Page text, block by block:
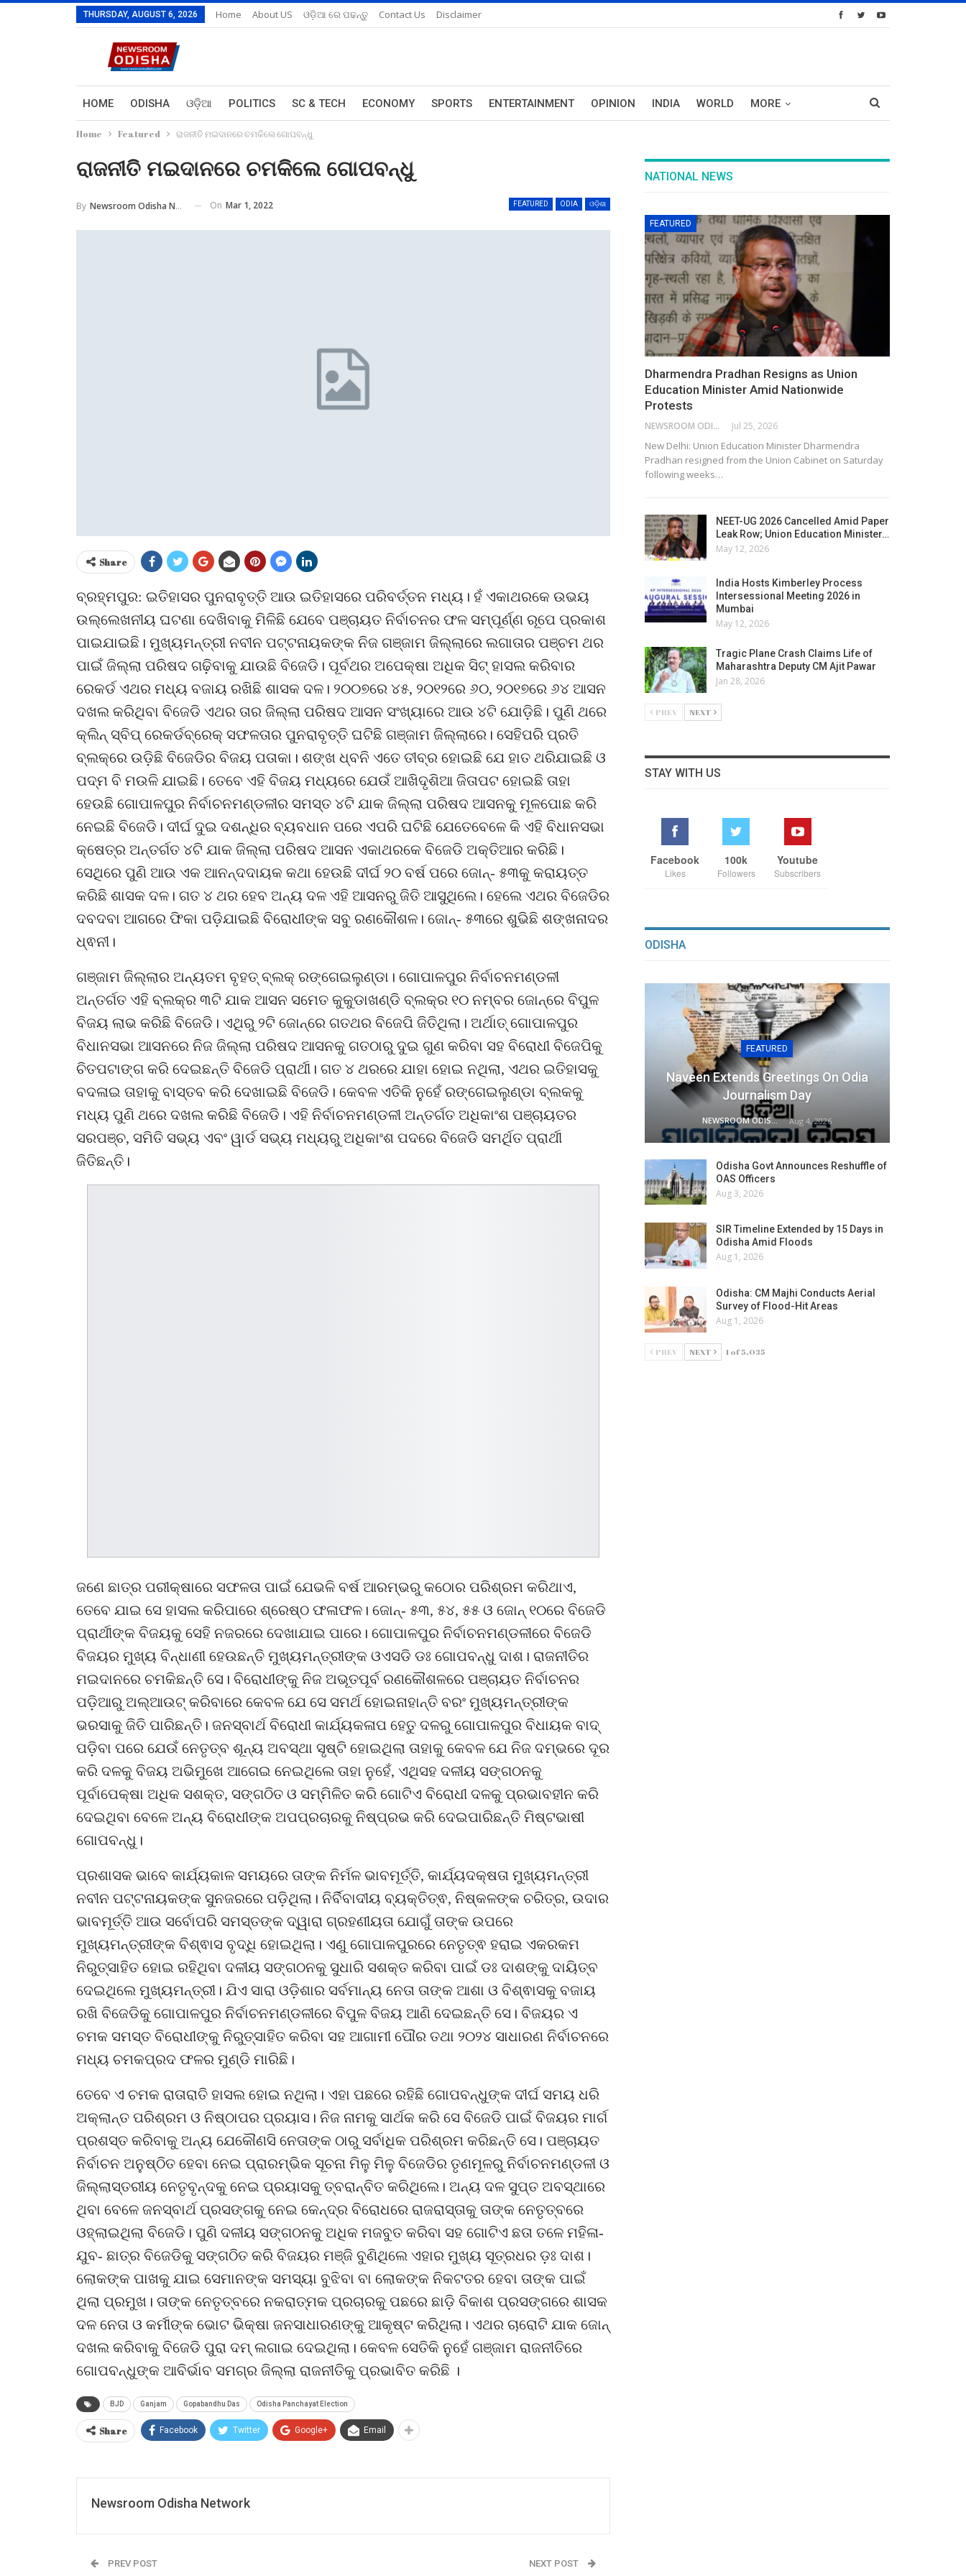
THURSDAY, AUGUST 6, 2026 Home About US ଓଡ଼ିଆ ରେ ପଢନ୍ତୁ Contact Us Disclaimer
HOME ODISHA ଓଡ଼ିଆ POLITICS SC & TECH ECONOMY SPORTS ENTERTAINMENT OPINION INDIA WORLD MORE
Home Featured ରାଜନୀତି ମଇଦାନରେ ଚମକିଲେ ଗୋପବନ୍ଧୁ
ରାଜନୀତି ମଇଦାନରେ ଚମକିଲେ ଗୋପବନ୍ଧୁ
FEATURED ODIA ଓଡ଼ିଶା
By Newsroom Odisha Network On Mar 1, 2022
Share
ବ୍ରହ୍ମପୁର: ଇତିହାସର ପୁନରାବୃତ୍ତି ଆଉ ଇତିହାସରେ ପରିବର୍ତ୍ତନ ମଧ୍ୟ। ହଁ ଏକାଥରକେ ଉଭୟ
ଉଲ୍ଲେଖନୀୟ ଘଟଣା ଦେଖିବାକୁ ମିଳିଛି ଯେବେ ପଞ୍ଚାୟତ ନିର୍ବାଚନର ଫଳ ସମ୍ପୂର୍ଣ୍ଣ ରୂପେ ପ୍ରକାଶ
ପାଇଯାଇଛି। ମୁଖ୍ୟମନ୍ତ୍ରୀ ନବୀନ ପଟ୍ଟନାୟକଙ୍କ ନିଜ ଗଞ୍ଜାମ ଜିଲ୍ଲାରେ ଲଗାତାର ପଞ୍ଚମ ଥର
ପାଇଁ ଜିଲ୍ଲା ପରିଷଦ ଗଢ଼ିବାକୁ ଯାଉଛି ବିଜେଡି। ପୂର୍ବଥର ଅପେକ୍ଷା ଅଧିକ ସିଟ୍ ହାସଲ କରିବାର
ରେକର୍ଡ ଏଥର ମଧ୍ୟ ବଜାୟ ରଖିଛି ଶାସକ ଦଳ। ୨୦୦୭ରେ ୪୫, ୨୦୧୨ରେ ୬୦, ୨୦୧୭ରେ ୬୪ ଆସନ
ଦଖଲ କରିଥିବା ବିଜେଡି ଏଥର ତାର ଜିଲ୍ଲା ପରିଷଦ ଆସନ ସଂଖ୍ୟାରେ ଆଉ ୪ଟି ଯୋଡ଼ିଛି। ପୁଣି ଥରେ
କ୍ଲିନ୍ ସ୍ବିପ୍ ରେକର୍ଡବ୍ରେକ୍ ସଫଳତାର ପୁନରାବୃତ୍ତି ଘଟିଛି ଗଞ୍ଜାମ ଜିଲ୍ଲାରେ। ସେହିପରି ପ୍ରତି
ବ୍ଲକ୍‌ରେ ଉଡ଼ିଛି ବିଜେଡିର ବିଜୟ ପତାକା। ଶଙ୍ଖ ଧ୍ବନି ଏତେ ତୀବ୍ର ହୋଇଛି ଯେ ହାତ ଥରିଯାଇଛି ଓ
ପଦ୍ମ ବି ମଉଳି ଯାଇଛି। ତେବେ ଏହି ବିଜୟ ମଧ୍ୟରେ ଯେଉଁ ଆଖିଦୃଶିଆ ଜିତାପଟ ହୋଇଛି ତାହା
ହେଉଛି ଗୋପାଳପୁର ନିର୍ବାଚନମଣ୍ଡଳୀର ସମସ୍ତ ୪ଟି ଯାକ ଜିଲ୍ଲା ପରିଷଦ ଆସନକୁ ମୂଳପୋଛ କରି
ନେଇଛି ବିଜେଡି। ଦୀର୍ଘ ଦୁଇ ଦଶନ୍ଧିର ବ୍ୟବଧାନ ପରେ ଏପରି ଘଟିଛି ଯେତେବେଳେ କି ଏହି ବିଧାନସଭା
କ୍ଷେତ୍ର ଅନ୍ତର୍ଗତ ୪ଟି ଯାକ ଜିଲ୍ଲା ପରିଷଦ ଆସନ ଏକାଥରକେ ବିଜେଡି ଅକ୍ତିଆର କରିଛି।
ସେଥିରେ ପୁଣି ଆଉ ଏକ ଆନନ୍ଦଦାୟକ କଥା ହେଉଛି ଦୀର୍ଘ ୨୦ ବର୍ଷ ପରେ ଜୋନ୍‌- ୫୩କୁ କରାୟତ୍ତ
କରିଛି ଶାସକ ଦଳ। ଗତ ୪ ଥର ହେବ ଅନ୍ୟ ଦଳ ଏହି ଆସନରୁ ଜିତି ଆସୁଥିଲେ। ହେଲେ ଏଥର ବିଜେଡିର
ଦବଦବା ଆଗରେ ଫିକା ପଡ଼ିଯାଇଛି ବିରୋଧୀଙ୍କ ସବୁ ରଣକୌଶଳ। ଜୋନ୍‌- ୫୩ରେ ଶୁଭିଛି ଶଙ୍ଖନାଦର
ଧ୍ଵନୀ।
ଗଞ୍ଜାମ ଜିଲ୍ଲାର ଅନ୍ୟତମ ବୃହତ୍ ବ୍ଲକ୍ ରଙ୍ଗେଇଲୁଣ୍ଡା। ଗୋପାଳପୁର ନିର୍ବାଚନମଣ୍ଡଳୀ
ଅନ୍ତର୍ଗତ ଏହି ବ୍ଲକ୍‌ର ୩ଟି ଯାକ ଆସନ ସମେତ କୁକୁଡାଖଣ୍ଡି ବ୍ଲକ୍‌ର ୧୦ ନମ୍ବର ଜୋନ୍‌ରେ ବିପୁଳ
ବିଜୟ ଲାଭ କରିଛି ବିଜେଡି। ଏଥିରୁ ୨ଟି ଜୋନ୍‌ରେ ଗତଥର ବିଜେପି ଜିତିଥିଲା। ଅର୍ଥାତ୍ ଗୋପାଳପୁର
ବିଧାନସଭା ଆସନରେ ନିଜ ଜିଲ୍ଲା ପରିଷଦ ଆସନକୁ ଗତଠାରୁ ଦୁଇ ଗୁଣ କରିବା ସହ ବିରୋଧୀ ବିଜେପିକୁ
ଚିତପଟାଙ୍ଗ କରି ଦେଇଛନ୍ତି ବିଜେଡି ପ୍ରାର୍ଥୀ। ଗତ ୪ ଥରରେ ଯାହା ହୋଇ ନଥିଲା, ଏଥର ଇତିହାସକୁ
ବଦଳାଇ ତାହାକୁ ବାସ୍ତବ କରି ଦେଖାଇଛି ବିଜେଡି। କେବଳ ଏତିକି ନୁହେଁ ରଙ୍ଗେଇଲୁଣ୍ଡା ବ୍ଲକକୁ
ମଧ୍ୟ ପୁଣି ଥରେ ଦଖଲ କରିଛି ବିଜେଡି। ଏହି ନିର୍ବାଚନମଣ୍ଡଳୀ ଅନ୍ତର୍ଗତ ଅଧିକାଂଶ ପଞ୍ଚାୟତର
ସରପଞ୍ଚ, ସମିତି ସଭ୍ୟ ଏବଂ ୱାର୍ଡ ସଭ୍ୟ ମଧ୍ୟରୁ ଅଧିକାଂଶ ପଦରେ ବିଜେଡି ସମର୍ଥିତ ପ୍ରାର୍ଥୀ
ଜିତିଛନ୍ତି।
ଜଣେ ଛାତ୍ର ପରୀକ୍ଷାରେ ସଫଳତା ପାଇଁ ଯେଭଳି ବର୍ଷ ଆରମ୍ଭରୁ କଠୋର ପରିଶ୍ରମ କରିଥାଏ,
ତେବେ ଯାଇ ସେ ହାସଲ କରିପାରେ ଶ୍ରେଷ୍ଠ ଫଳାଫଳ। ଜୋନ୍‌- ୫୩, ୫୪, ୫୫ ଓ ଜୋନ୍‌ ୧୦ରେ ବିଜେଡି
ପ୍ରାର୍ଥୀଙ୍କ ବିଜୟକୁ ସେହି ନଜରରେ ଦେଖାଯାଇ ପାରେ। ଗୋପାଳପୁର ନିର୍ବାଚନମଣ୍ଡଳୀରେ ବିଜେଡି
ବିଜୟର ମୁଖ୍ୟ ବିନ୍ଧାଣୀ ହେଉଛନ୍ତି ମୁଖ୍ୟମନ୍ତ୍ରୀଙ୍କ ଓଏସଡି ଡଃ ଗୋପବନ୍ଧୁ ଦାଶ। ରାଜନୀତିର
ମଇଦାନରେ ଚମକିଛନ୍ତି ସେ। ବିରୋଧୀଙ୍କୁ ନିଜ ଅଭୂତପୂର୍ବ ରଣକୌଶଳରେ ପଞ୍ଚାୟତ ନିର୍ବାଚନର
ପଡ଼ିଆରୁ ଅଲ୍‌ଆଉଟ୍‌ କରିବାରେ କେବଳ ଯେ ସେ ସମର୍ଥ ହୋଇନାହାନ୍ତି ବରଂ ମୁଖ୍ୟମନ୍ତ୍ରୀଙ୍କ
ଭରସାକୁ ଜିତି ପାରିଛନ୍ତି। ଜନସ୍ବାର୍ଥ ବିରୋଧୀ କାର୍ଯ୍ୟକଳାପ ହେତୁ ଦଳରୁ ଗୋପାଳପୁର ବିଧାୟକ ବାଦ୍
ପଡ଼ିବା ପରେ ଯେଉଁ ନେତୃତ୍ବ ଶୂନ୍ୟ ଅବସ୍ଥା ସୃଷ୍ଟି ହୋଇଥିଲା ତାହାକୁ କେବଳ ଯେ ନିଜ ଦମ୍ଭରେ ଦୂର
କରି ଦଳକୁ ବିଜୟ ଅଭିମୁଖେ ଆଗେଇ ନେଇଥିଲେ ତାହା ନୁହେଁ, ଏଥିସହ ଦଳୀୟ ସଙ୍ଗଠନକୁ
ପୂର୍ବାପେକ୍ଷା ଅଧିକ ସଶକ୍ତ, ସଙ୍ଗଠିତ ଓ ସମ୍ମିଳିତ କରି ଗୋଟିଏ ବିରୋଧୀ ଦଳକୁ ପ୍ରଭାବହୀନ କରି
ଦେଇଥିବା ବେଳେ ଅନ୍ୟ ବିରୋଧୀଙ୍କ ଅପପ୍ରଚାରକୁ ନିଷ୍ପ୍ରଭ କରି ଦେଇପାରିଛନ୍ତି ମିଷ୍ଟଭାଷୀ
ଗୋପବନ୍ଧୁ।
ପ୍ରଶାସକ ଭାବେ କାର୍ଯ୍ୟକାଳ ସମୟରେ ତାଙ୍କ ନିର୍ମଳ ଭାବମୂର୍ତ୍ତି, କାର୍ଯ୍ୟଦକ୍ଷତା ମୁଖ୍ୟମନ୍ତ୍ରୀ
ନବୀନ ପଟ୍ଟନାୟକଙ୍କ ସୁନଜରରେ ପଡ଼ିଥିଲା। ନିର୍ବିବାଦୀୟ ବ୍ୟକ୍ତିତ୍ଵ, ନିଷ୍କଳଙ୍କ ଚରିତ୍ର, ଉଦାର
ଭାବମୂର୍ତ୍ତି ଆଉ ସର୍ବୋପରି ସମସ୍ତଙ୍କ ଦ୍ୱାରା ଗ୍ରହଣୀୟତା ଯୋଗୁଁ ତାଙ୍କ ଉପରେ
ମୁଖ୍ୟମନ୍ତ୍ରୀଙ୍କ ବିଶ୍ଵାସ ବୃଦ୍ଧି ହୋଇଥିଲା। ଏଣୁ ଗୋପାଳପୁରରେ ନେତୃତ୍ଵ ହରାଇ ଏକରକମ
ନିରୁତ୍ସାହିତ ହୋଇ ରହିଥିବା ଦଳୀୟ ସଙ୍ଗଠନକୁ ସୁଧାରି ସଶକ୍ତ କରିବା ପାଇଁ ଡଃ ଦାଶଙ୍କୁ ଦାୟିତ୍ବ
ଦେଇଥିଲେ ମୁଖ୍ୟମନ୍ତ୍ରୀ। ଯିଏ ସାରା ଓଡ଼ିଶାର ସର୍ବମାନ୍ୟ ନେତା ତାଙ୍କ ଆଶା ଓ ବିଶ୍ଵାସକୁ ବଜାୟ
ରଖି ବିଜେଡିକୁ ଗୋପାଳପୁର ନିର୍ବାଚନମଣ୍ଡଳୀରେ ବିପୁଳ ବିଜୟ ଆଣି ଦେଇଛନ୍ତି ସେ। ବିଜୟର ଏ
ଚମକ ସମସ୍ତ ବିରୋଧୀଙ୍କୁ ନିରୁତ୍ସାହିତ କରିବା ସହ ଆଗାମୀ ପୌର ତଥା ୨୦୨୪ ସାଧାରଣ ନିର୍ବାଚନରେ
ମଧ୍ୟ ଚମକପ୍ରଦ ଫଳର ମୁଣ୍ଡି ମାରିଛି।
ତେବେ ଏ ଚମକ ରାତାରାତି ହାସଲ ହୋଇ ନଥିଲା। ଏହା ପଛରେ ରହିଛି ଗୋପବନ୍ଧୁଙ୍କ ଦୀର୍ଘ ସମୟ ଧରି
ଅକ୍ଲାନ୍ତ ପରିଶ୍ରମ ଓ ନିଷ୍ଠାପର ପ୍ରୟାସ। ନିଜ ନାମକୁ ସାର୍ଥକ କରି ସେ ବିଜେଡି ପାଇଁ ବିଜୟର ମାର୍ଗ
ପ୍ରଶସ୍ତ କରିବାକୁ ଅନ୍ୟ ଯେକୌଣସି ନେତାଙ୍କ ଠାରୁ ସର୍ବାଧିକ ପରିଶ୍ରମ କରିଛନ୍ତି ସେ। ପଞ୍ଚାୟତ
ନିର୍ବାଚନ ଅନୁଷ୍ଠିତ ହେବା ନେଇ ପ୍ରାରମ୍ଭିକ ସୂଚନା ମିଳୁ ମିଳୁ ବିଜେଡିର ତୃଣମୂଳରୁ ନିର୍ବାଚନମଣ୍ଡଳୀ ଓ
ଜିଲ୍ଲାସ୍ତରୀୟ ନେତୃବୃନ୍ଦକୁ ନେଇ ପ୍ରୟାସକୁ ତ୍ବରାନ୍ବିତ କରିଥିଲେ। ଅନ୍ୟ ଦଳ ସୁପ୍ତ ଅବସ୍ଥାରେ
ଥିବା ବେଳେ ଜନସ୍ବାର୍ଥ ପ୍ରସଙ୍ଗକୁ ନେଇ କେନ୍ଦ୍ର ବିରୋଧରେ ରାଜରାସ୍ତାକୁ ତାଙ୍କ ନେତୃତ୍ବରେ
ଓହ୍ଲାଇଥିଲା ବିଜେଡି। ପୁଣି ଦଳୀୟ ସଙ୍ଗଠନକୁ ଅଧିକ ମଜବୁତ କରିବା ସହ ଗୋଟିଏ ଛତା ତଳେ ମହିଳା-
ଯୁବ- ଛାତ୍ର ବିଜେଡିକୁ ସଙ୍ଗଠିତ କରି ବିଜୟର ମଞ୍ଜି ବୁଣିଥିଲେ ଏହାର ମୁଖ୍ୟ ସୂତ୍ରଧର ଡ଼ଃ ଦାଶ।
ଲୋକଙ୍କ ପାଖକୁ ଯାଇ ସେମାନଙ୍କ ସମସ୍ୟା ବୁଝିବା ବା ଲୋକଙ୍କ ନିକଟତର ହେବା ତାଙ୍କ ପାଇଁ
ଥିଲା ପ୍ରମୁଖ। ତାଙ୍କ ନେତୃତ୍ବରେ ନକରାତ୍ମକ ପ୍ରଚାରକୁ ପଛରେ ଛାଡ଼ି ବିକାଶ ପ୍ରସଙ୍ଗରେ ଶାସକ
ଦଳ ନେତା ଓ କର୍ମୀଙ୍କ ଭୋଟ ଭିକ୍ଷା ଜନସାଧାରଣଙ୍କୁ ଆକୃଷ୍ଟ କରିଥିଲା। ଏଥର ଚାରୋଟି ଯାକ ଜୋନ୍
ଦଖଲ କରିବାକୁ ବିଜେଡି ପୁରା ଦମ୍ ଲଗାଇ ଦେଇଥିଲା। କେବଳ ସେତିକି ନୁହେଁ ଗଞ୍ଜାମ ରାଜନୀତିରେ
ଗୋପବନ୍ଧୁଙ୍କ ଆବିର୍ଭାବ ସମଗ୍ର ଜିଲ୍ଲା ରାଜନୀତିକୁ ପ୍ରଭାବିତ କରିଛି ।
BJD Ganjam Gopabandhu Das Odisha Panchayat Election
Share Facebook Twitter Google+ Email
Newsroom Odisha Network
PREV POST NEXT POST
NATIONAL NEWS
FEATURED
Dharmendra Pradhan Resigns as Union
Education Minister Amid Nationwide
Protests
NEWSROOM ODISHA NETWORK Jul 25, 2026
New Delhi: Union Education Minister Dharmendra
Pradhan resigned from the Union Cabinet on Saturday
following weeks…
NEET-UG 2026 Cancelled Amid Paper
Leak Row; Union Education Minister…
May 12, 2026
India Hosts Kimberley Process
Intersessional Meeting 2026 in
Mumbai
May 12, 2026
Tragic Plane Crash Claims Life of
Maharashtra Deputy CM Ajit Pawar
Jan 28, 2026
PREV NEXT
STAY WITH US
Facebook
Likes
100k
Followers
Youtube
Subscribers
ODISHA
FEATURED
Naveen Extends Greetings On Odia
Journalism Day
NEWSROOM ODISHA NETWORK Aug 4, 2026
Odisha Govt Announces Reshuffle of
OAS Officers
Aug 3, 2026
SIR Timeline Extended by 15 Days in
Odisha Amid Floods
Aug 1, 2026
Odisha: CM Majhi Conducts Aerial
Survey of Flood-Hit Areas
Aug 1, 2026
PREV NEXT 1 of 5,035